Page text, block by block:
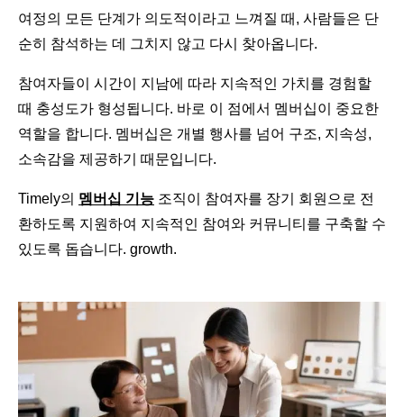
여정의 모든 단계가 의도적이라고 느껴질 때, 사람들은 단
순히 참석하는 데 그치지 않고 다시 찾아옵니다.
참여자들이 시간이 지남에 따라 지속적인 가치를 경험할
때 충성도가 형성됩니다. 바로 이 점에서 멤버십이 중요한
역할을 합니다. 멤버십은 개별 행사를 넘어 구조, 지속성,
소속감을 제공하기 때문입니다.
Timely의 멤버십 기능 조직이 참여자를 장기 회원으로 전
환하도록 지원하여 지속적인 참여와 커뮤니티를 구축할 수
있도록 돕습니다. growth.